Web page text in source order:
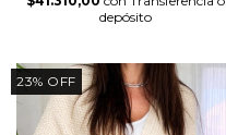
depósito
23% OFF